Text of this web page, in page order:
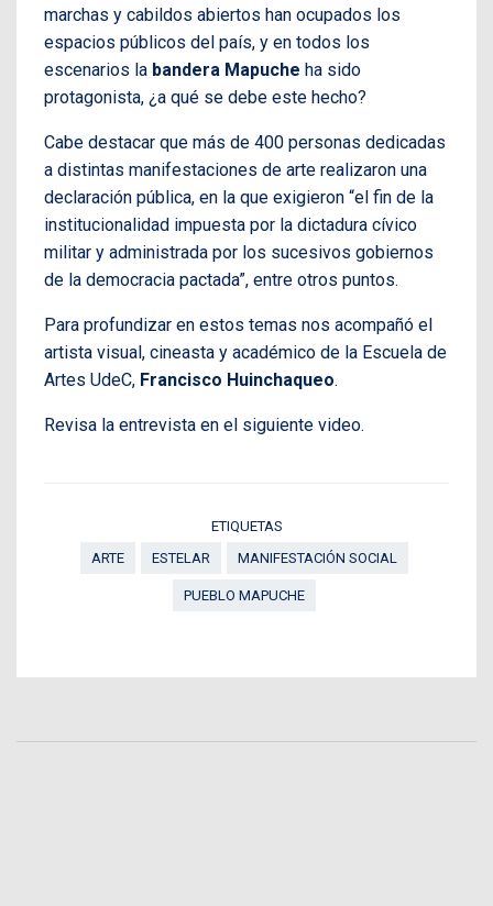
marchas y cabildos abiertos han ocupados los
espacios públicos del país, y en todos los
escenarios la bandera Mapuche ha sido
protagonista, ¿a qué se debe este hecho?
Cabe destacar que más de 400 personas dedicadas
a distintas manifestaciones de arte realizaron una
declaración pública, en la que exigieron “el fin de la
institucionalidad impuesta por la dictadura cívico
militar y administrada por los sucesivos gobiernos
de la democracia pactada”, entre otros puntos.
Para profundizar en estos temas nos acompañó el
artista visual, cineasta y académico de la Escuela de
Artes UdeC, Francisco Huinchaqueo.
Revisa la entrevista en el siguiente video.
ETIQUETAS
ARTE
ESTELAR MANIFESTACIÓN SOCIAL
PUEBLO MAPUCHE